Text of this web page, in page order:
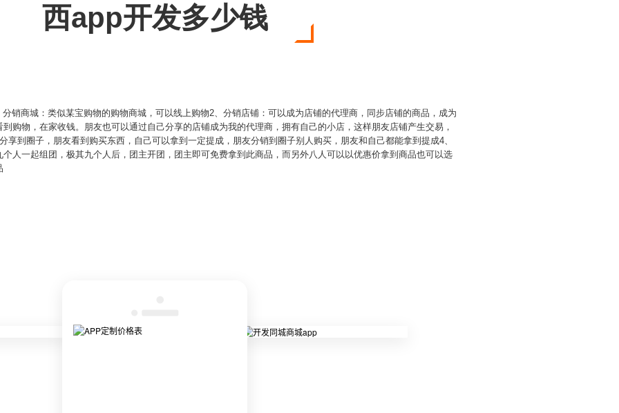
西app开发多少钱
销商城：类似某宝购物的购物商城，可以线上购物2、分销店铺：可以成为店铺的代理商，同步店铺的商品，成为
购物，在家收钱。朋友也可以通过自己分享的店铺成为我的代理商，拥有自己的小店，这样朋友店铺产生交易，
享到圈子，朋友看到购买东西，自己可以拿到一定提成，朋友分销到圈子别人购买，朋友和自己都能拿到提成4、
人一起组团，极其九个人后，团主开团，团主即可免费拿到此商品，而另外八人可以以优惠价拿到商品也可以选